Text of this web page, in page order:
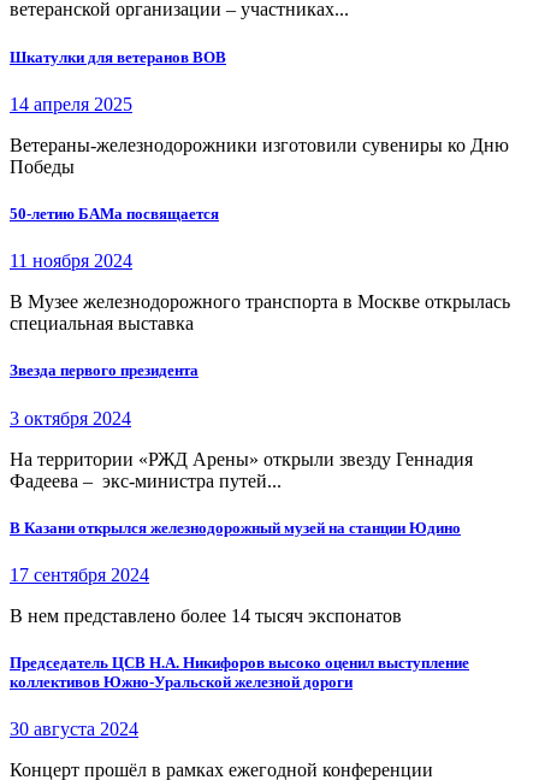
ветеранской организации – участниках...
Шкатулки для ветеранов ВОВ
14 апреля 2025
Ветераны-железнодорожники изготовили сувениры ко Дню
Победы
50-летию БАМа посвящается
11 ноября 2024
В Музее железнодорожного транспорта в Москве открылась
специальная выставка
Звезда первого президента
3 октября 2024
На территории «РЖД Арены» открыли звезду Геннадия
Фадеева – экс-министра путей...
В Казани открылся железнодорожный музей на станции Юдино
17 сентября 2024
В нем представлено более 14 тысяч экспонатов
Председатель ЦСВ Н.А. Никифоров высоко оценил выступление
коллективов Южно-Уральской железной дороги
30 августа 2024
Концерт прошёл в рамках ежегодной конференции